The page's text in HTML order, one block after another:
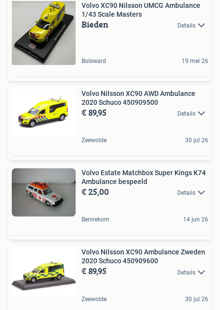
Volvo XC90 Nilsson UMCG Ambulance
1/43 Scale Masters
Bieden Details
Bolsward 19 mei 26
Volvo Nilsson XC90 AWD Ambulance
2020 Schuco 450909500
€ 89,95 Details
Zeewolde 30 jul 26
Volvo Estate Matchbox Super Kings K74
Ambulance bespeeld
€ 25,00 Details
Bennekom 14 jun 26
Volvo Nilsson XC90 Ambulance Zweden
2020 Schuco 450909600
€ 89,95 Details
Zeewolde 30 jul 26